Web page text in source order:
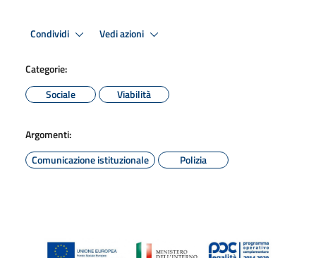
Condividi Vedi azioni
Categorie:
Sociale
Viabilità
Argomenti:
Comunicazione istituzionale
Polizia